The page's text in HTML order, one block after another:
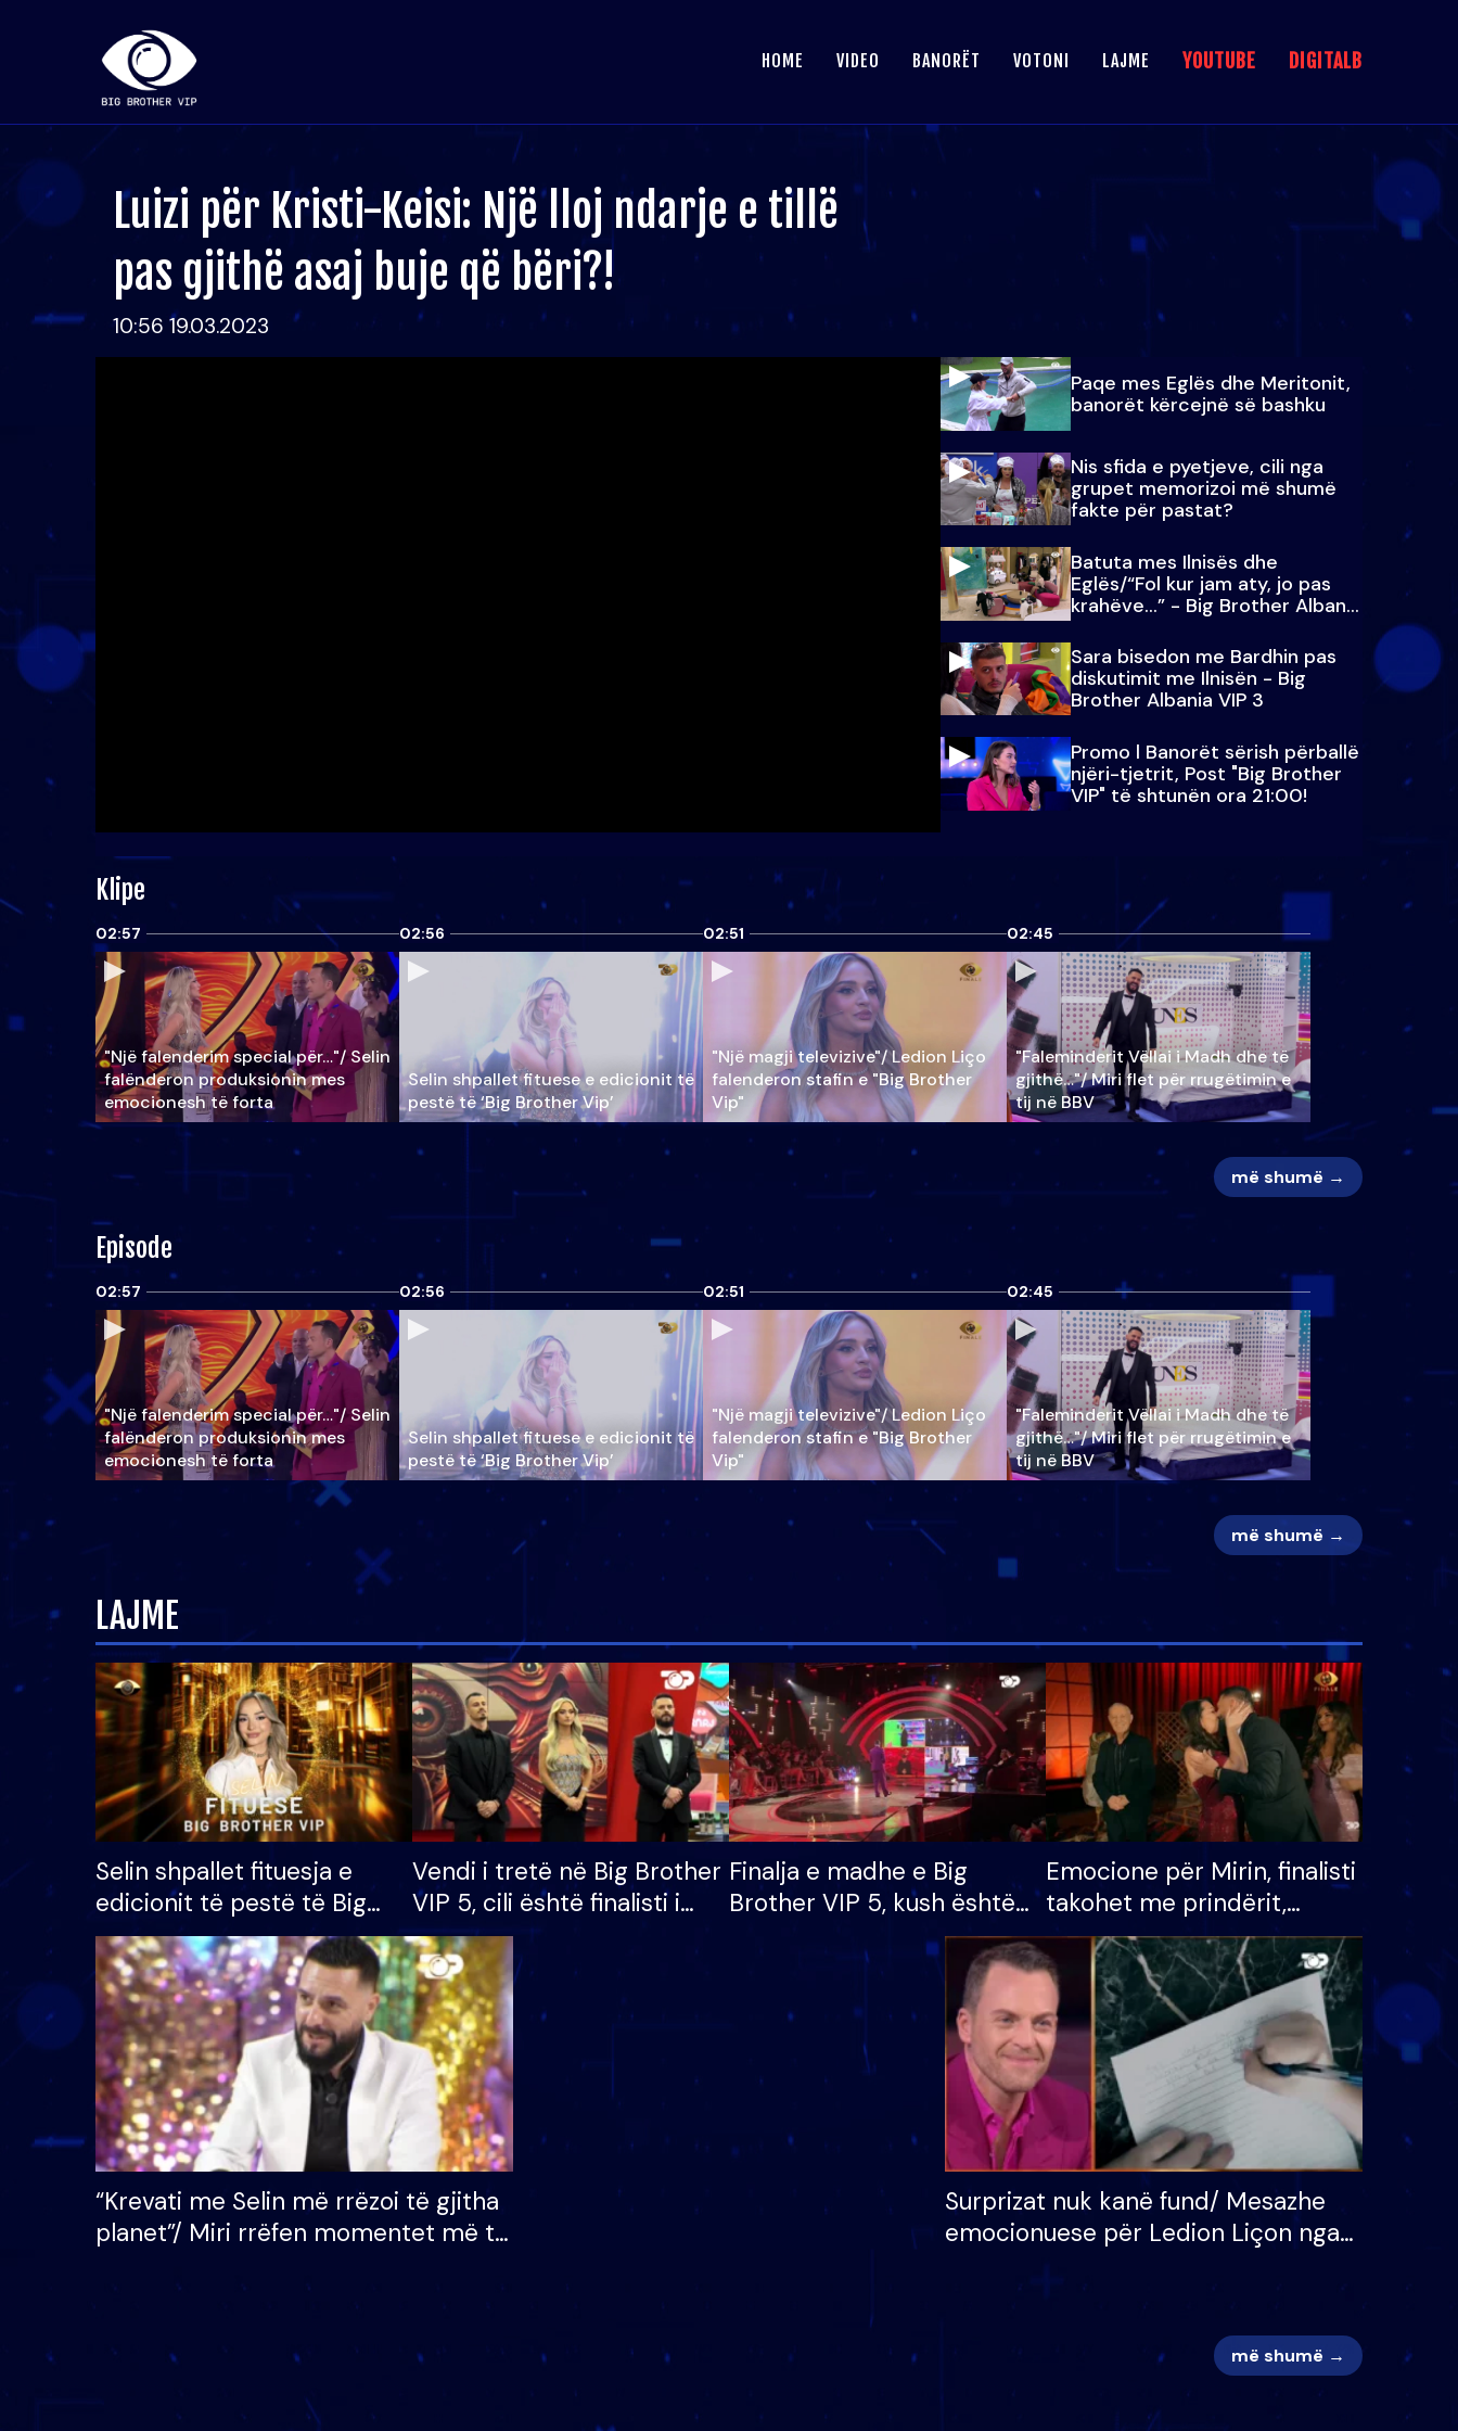
HOME VIDEO BANORËT VOTONI LAJME YOUTUBE DIGITALB
Luizi për Kristi-Keisi: Një lloj ndarje e tillë
pas gjithë asaj buje që bëri?!
10:56 19.03.2023
Paqe mes Eglës dhe Meritonit,
banorët kërcejnë së bashku
Nis sfida e pyetjeve, cili nga
grupet memorizoi më shumë
fakte për pastat?
Batuta mes Ilnisës dhe
Eglës/“Fol kur jam aty, jo pas
krahëve…” - Big Brother Albania
VIP 3
Sara bisedon me Bardhin pas
diskutimit me Ilnisën - Big
Brother Albania VIP 3
Promo l Banorët sërish përballë
njëri-tjetrit, Post "Big Brother
VIP" të shtunën ora 21:00!
Klipe
02:57
"Një falenderim special për…"/ Selin
falënderon produksionin mes
emocionesh të forta
02:56
Selin shpallet fituese e edicionit të
pestë të ‘Big Brother Vip’
02:51
"Një magji televizive"/ Ledion Liço
falenderon stafin e "Big Brother
Vip"
02:45
"Faleminderit Vëllai i Madh dhe të
gjithë…"/ Miri flet për rrugëtimin e
tij në BBV
më shumë →
Episode
02:57
"Një falenderim special për…"/ Selin
falënderon produksionin mes
emocionesh të forta
02:56
Selin shpallet fituese e edicionit të
pestë të ‘Big Brother Vip’
02:51
"Një magji televizive"/ Ledion Liço
falenderon stafin e "Big Brother
Vip"
02:45
"Faleminderit Vëllai i Madh dhe të
gjithë…"/ Miri flet për rrugëtimin e
tij në BBV
më shumë →
LAJME
Selin shpallet fituesja e
edicionit të pestë të Big
Brother VIP, rrëmben
çmimin e madh prej 100
mijë eurosh
Vendi i tretë në Big Brother
VIP 5, cili është finalisti i
radhës që lë shtëpinë
Finalja e madhe e Big
Brother VIP 5, kush është
banori i parë që lë shtëpinë
dhe humb mundësinë për
të fituar çmimin e madh
Emocione për Mirin, finalisti
takohet me prindërit,
vajzën dhe bashkëshorten:
S’kemi ndonjë letër divorci
apo jo?
“Krevati me Selin më rrëzoi të gjitha
planet”/ Miri rrëfen momentet më të
mungojë zilja e mëngjesit kur…
Surprizat nuk kanë fund/ Mesazhe
emocionuese për Ledion Liçon nga
më shumë →